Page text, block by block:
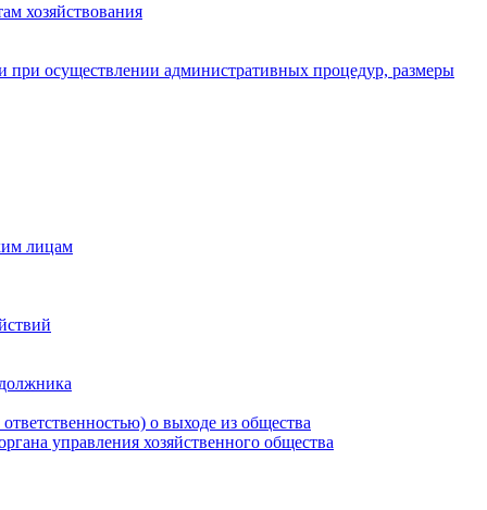
хозяйствования
осуществлении административных процедур, размеры
лицам
о выходе из общества
управления хозяйственного общества